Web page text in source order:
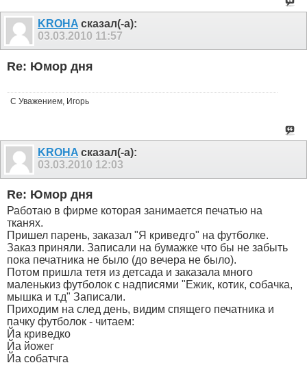
KROHA сказал(-а):
03.03.2010 11:57
Re: Юмор дня
С Уважением, Игорь
KROHA сказал(-а):
03.03.2010 12:03
Re: Юмор дня
Работаю в фирме которая занимается печатью на
тканях.
Пришел парень, заказал "Я криведго" на футболке.
Заказ приняли. Записали на бумажке что бы не забыть
пока печатника не было (до вечера не было).
Потом пришла тетя из детсада и заказала много
маленькиз футболок с надписями "Ежик, котик, собачка,
мышка и т.д" Записали.
Приходим на след день, видим спящего печатника и
пачку футболок - читаем:
Йа криведко
Йа йожег
Йа собатчга